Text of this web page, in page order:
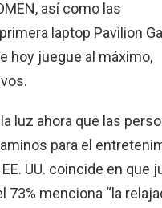
así como las
laptop Pavilion
hoy juegue al máximo,
luz ahora que las
para el
UU. coincide en que
menciona “la